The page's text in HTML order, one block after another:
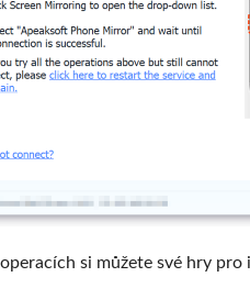
si můžete své hry